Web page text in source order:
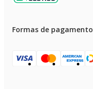
Formas de pagamento